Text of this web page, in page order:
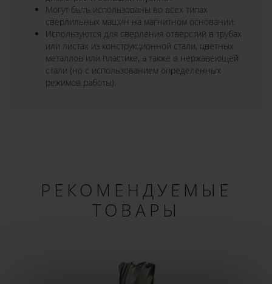
ДОБРО ПОЖАЛОВАТЬ!
Могут быть использованы во всех типах
сверлильных машин на магнитном основании.
Используются для сверления отверстий в трубах
или листах из конструкционной стали, цветных
металлов или пластике, а также в нержавеющей
стали (но с использованием определенных
режимов работы).
РЕКОМЕНДУЕМЫЕ
ТОВАРЫ